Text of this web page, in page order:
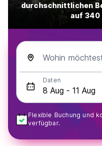
durchschnittlichen
auf 340
Wohin
Daten
Flexible Buchung und
verfügbar.